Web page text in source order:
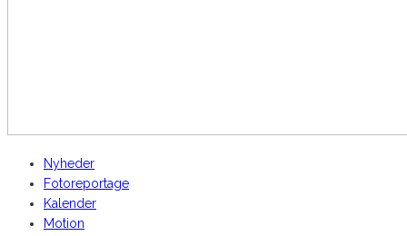
Nyheder
Fotoreportage
Kalender
Motion